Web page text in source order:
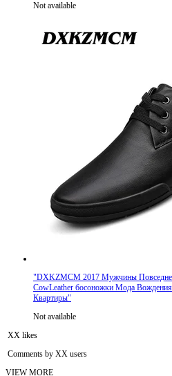
Not available
"DXKZMCM 2017 Мужчины
CowLeather босоножки Мода
Квартиры"
Not available
XX likes
Comments by XX users
VIEW MORE